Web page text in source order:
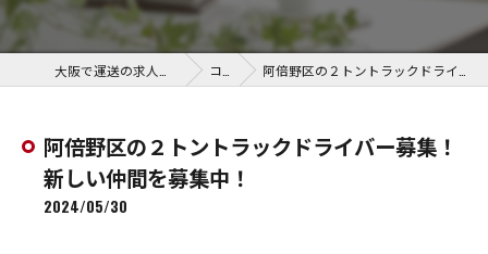
コラム 阿倍野区の２トントラックドライバー募集！新しい仲間を募集中！
阿倍野区の２トントラックドライバー募集！
新しい仲間を募集中！
2024/05/30